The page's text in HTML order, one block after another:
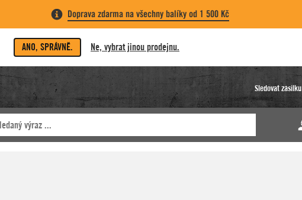
Doprava zdarma na všechny balíky od 1 500 Kč
ANO, SPRÁVNĚ. Ne, vybrat jinou prodejnu.
Sledovat zásilku